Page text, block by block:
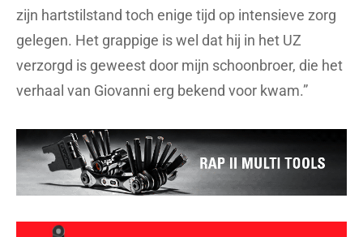
zijn hartstilstand toch enige tijd op intensieve zorg
gelegen. Het grappige is wel dat hij in het UZ
verzorgd is geweest door mijn schoonbroer, die het
verhaal van Giovanni erg bekend voor kwam.”